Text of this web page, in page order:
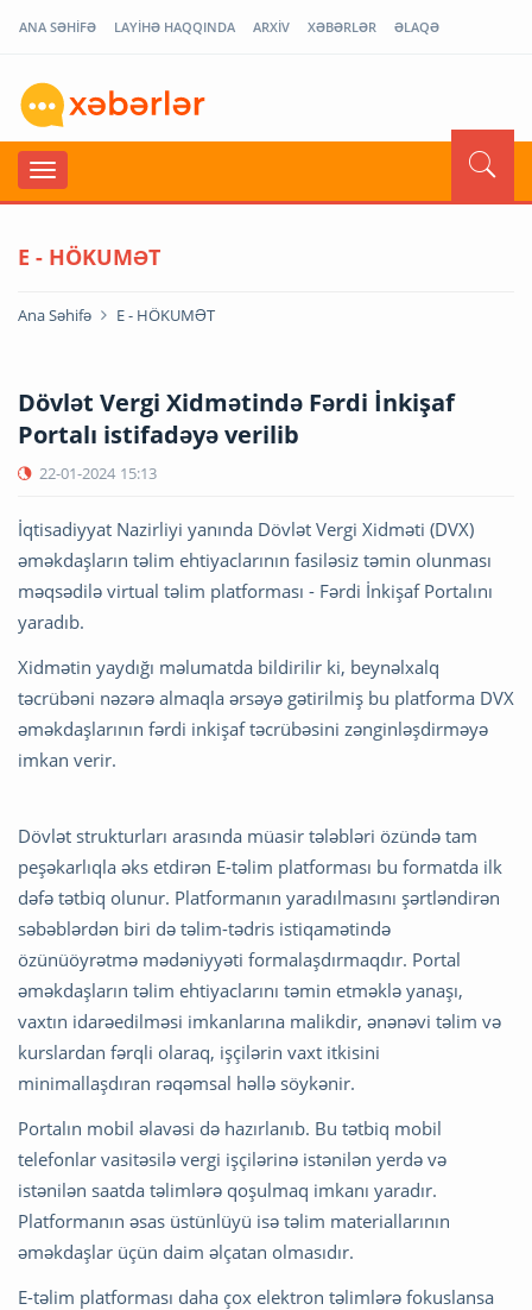
ANA SƏHİFƏ LAYİHƏ HAQQINDA ARXİV XƏBƏRLƏR ƏLAQƏ
E - HÖKUMƏT
Ana Səhifə E - HÖKUMƏT
Dövlət Vergi Xidmətində Fərdi İnkişaf
Portalı istifadəyə verilib
22-01-2024 15:13
İqtisadiyyat Nazirliyi yanında Dövlət Vergi Xidməti (DVX)
əməkdaşların təlim ehtiyaclarının fasiləsiz təmin olunması
məqsədilə virtual təlim platforması - Fərdi İnkişaf Portalını
yaradıb.
Xidmətin yaydığı məlumatda bildirilir ki, beynəlxalq
təcrübəni nəzərə almaqla ərsəyə gətirilmiş bu platforma DVX
əməkdaşlarının fərdi inkişaf təcrübəsini zənginləşdirməyə
imkan verir.
Dövlət strukturları arasında müasir tələbləri özündə tam
peşəkarlıqla əks etdirən E-təlim platforması bu formatda ilk
dəfə tətbiq olunur. Platformanın yaradılmasını şərtləndirən
səbəblərdən biri də təlim-tədris istiqamətində
özünüöyrətmə mədəniyyəti formalaşdırmaqdır. Portal
əməkdaşların təlim ehtiyaclarını təmin etməklə yanaşı,
vaxtın idarəedilməsi imkanlarına malikdir, ənənəvi təlim və
kurslardan fərqli olaraq, işçilərin vaxt itkisini
minimallaşdıran rəqəmsal həllə söykənir.
Portalın mobil əlavəsi də hazırlanıb. Bu tətbiq mobil
telefonlar vasitəsilə vergi işçilərinə istənilən yerdə və
istənilən saatda təlimlərə qoşulmaq imkanı yaradır.
Platformanın əsas üstünlüyü isə təlim materiallarının
əməkdaşlar üçün daim əlçatan olmasıdır.
E-təlim platforması daha çox elektron təlimlərə fokuslansa